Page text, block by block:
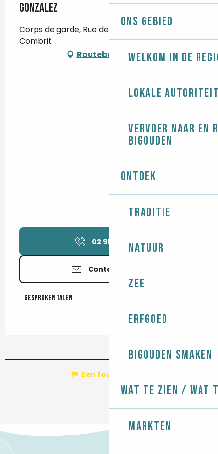
Ons gebied
Welkom in de
Lokale
Vervoer naar en
Bigouden
Ontdek
Traditie
Natuur
Zee
Erfgoed
Bigouden smaken
Wat te zien / Wat
Markten
Gonzalez
Corps de garde, Rue des Glénans, 29120
Combrit
Routebeschrijving
02 98 51 94 ▒▒
Contacteer ons
Gesproken talen
Gesproken talen
Een fout melden